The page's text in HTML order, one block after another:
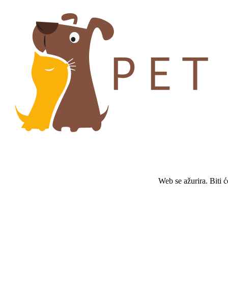
Web se ažurira. Biti